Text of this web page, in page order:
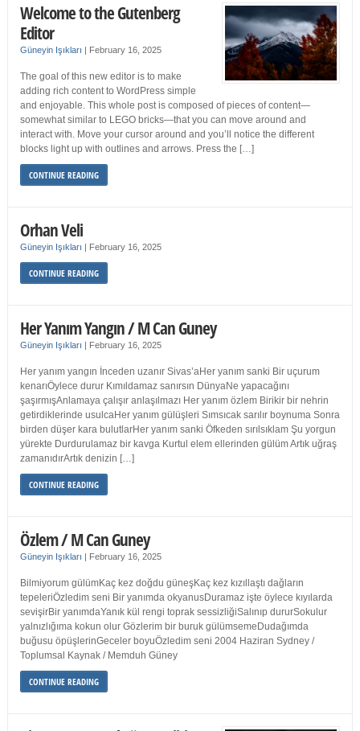
Welcome to the Gutenberg
Editor
Güneyin Işıkları | February 16, 2025
The goal of this new editor is to make
adding rich content to WordPress simple
and enjoyable. This whole post is composed of pieces of content—
somewhat similar to LEGO bricks—that you can move around and
interact with. Move your cursor around and you’ll notice the different
blocks light up with outlines and arrows. Press the […]
CONTINUE READING
Orhan Veli
Güneyin Işıkları | February 16, 2025
CONTINUE READING
Her Yanım Yangın / M Can Guney
Güneyin Işıkları | February 16, 2025
Her yanım yangın İnceden uzanır Sivas’aHer yanım sanki Bir uçurum
kenarıÖylece durur Kımıldamaz sanırsın DünyaNe yapacağını
şaşırmışAnlamaya çalışır anlaşılmazı Her yanım özlem Birikir bir nehrin
getirdiklerinde usulcaHer yanım gülüşleri Sımsıcak sarılır boynuma Sonra
birden düşer kara bulutlarHer yanım sanki Öfkeden sırılsıklam Şu yorgun
yürekte Durdurulamaz bir kavga Kurtul elem ellerinden gülüm Artık uğraş
zamanıdırArtık denizin […]
CONTINUE READING
Özlem / M Can Guney
Güneyin Işıkları | February 16, 2025
Bilmiyorum gülümKaç kez doğdu güneşKaç kez kızıllaştı dağların
tepeleriÖzledim seni Bir yanımda okyanusDuramaz işte öylece kıyılarda
sevişirBir yanımdaYanık kül rengi toprak sessizliğiSalınıp dururSokulur
yalnızlığıma kokun olur Gözlerim bir buruk gülümsemeDudağımda
buğusu öpüşlerinGeceler boyuÖzledim seni 2004 Haziran Sydney /
Toplumsal Kaynak / Memduh Güney
CONTINUE READING